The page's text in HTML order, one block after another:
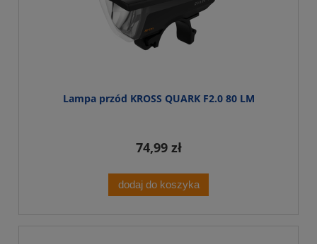
Lampa przód KROSS QUARK F2.0 80 LM
74,99 zł
dodaj do koszyka